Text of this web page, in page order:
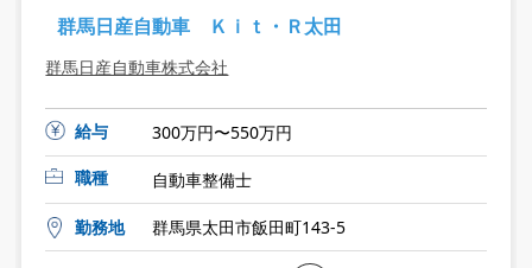
群馬日産自動車 Ｋｉｔ・Ｒ太田
群馬日産自動車株式会社
給与
300万円〜550万円
職種
自動車整備士
勤務地 群馬県太田市飯田町143-5